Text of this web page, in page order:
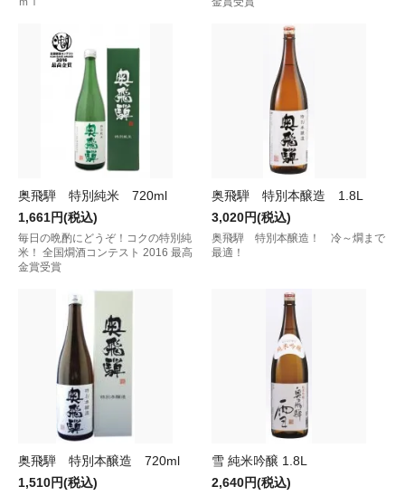
奥飛騨 特別純米 720ml
1,661円(税込)
毎日の晩酌にどうぞ！コクの特別純
米！ 全国燗酒コンテスト 2016 最高
金賞受賞
奥飛騨 特別本醸造 1.8L
3,020円(税込)
奥飛騨 特別本醸造！ 冷～燗まで
最適！
奥飛騨 特別本醸造 720ml
1,510円(税込)
雪 純米吟醸 1.8L
2,640円(税込)